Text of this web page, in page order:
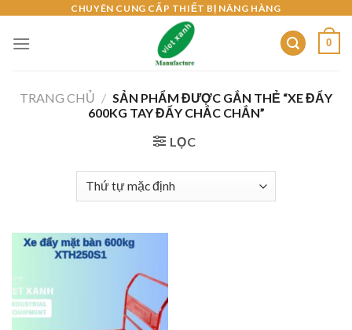
content
CHUYÊN CUNG CẤP THIẾT BỊ NÂNG HÀNG
0
TRANG CHỦ / SẢN PHẨM ĐƯỢC GẮN THẺ “XE ĐẨY
600KG TAY ĐẨY CHẮC CHẮN”
LỌC